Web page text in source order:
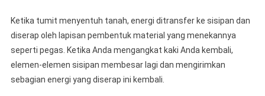
Ketika tumit menyentuh tanah, energi ditransfer ke sisipan dan
diserap oleh lapisan pembentuk material yang menekannya
seperti pegas. Ketika Anda mengangkat kaki Anda kembali,
elemen-elemen sisipan membesar lagi dan mengirimkan
sebagian energi yang diserap ini kembali.